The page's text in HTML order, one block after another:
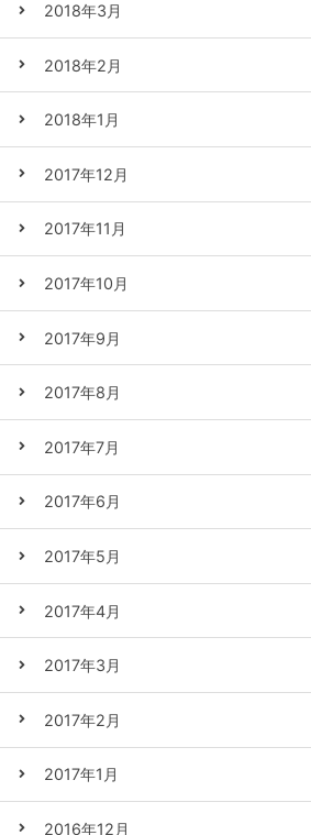
2018年3月
2018年2月
2018年1月
2017年12月
2017年11月
2017年10月
2017年9月
2017年8月
2017年7月
2017年6月
2017年5月
2017年4月
2017年3月
2017年2月
2017年1月
2016年12月